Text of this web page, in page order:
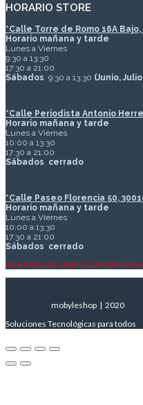
HORARIO STORE
*Calle Torre de Romo 16A Bajo,
Horario mañana y tarde
Lunes a Viernes
9:30 a 13:30
17:30 a 21:00
Sábados 9:30 a 13:30 (Junio,
*Calle Periodista Antonio
Horario mañana y tarde
Lunes a Viernes
10:00 a 13:30
17:30 a 21:00
Sábados cerrado
*Calle Paseo Florencia 50,
Horario mañana y tarde
Lunes a Viernes
10:00 a 13:30
17:30 a 21:00
Sábados cerrado
Para todos los Centros Cerrado
mobyleshop | 2020
Soluciones Tecnológicas para todos